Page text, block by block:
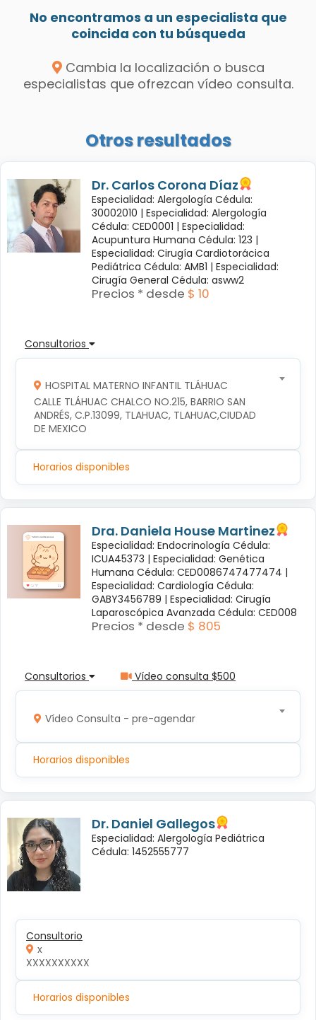
No encontramos a un especialista que
coincida con tu búsqueda
Cambia la localización o busca
especialistas que ofrezcan vídeo consulta.
Otros resultados
Dr. Carlos Corona Díaz
Especialidad: Alergología Cédula:
30002010 | Especialidad: Alergología
Cédula: CED0001 | Especialidad:
Acupuntura Humana Cédula: 123 |
Especialidad: Cirugía Cardiotorácica
Pediátrica Cédula: AMB1 | Especialidad:
Cirugía General Cédula: asww2
Precios * desde $ 10
Consultorios
HOSPITAL MATERNO INFANTIL TLÁHUAC
CALLE TLÁHUAC CHALCO NO.215, BARRIO SAN
ANDRÉS, C.P.13099, TLAHUAC, TLAHUAC,CIUDAD
DE MEXICO
Horarios disponibles
Dra. Daniela House Martinez
Especialidad: Endocrinología Cédula:
ICUA45373 | Especialidad: Genética
Humana Cédula: CED0086747477474 |
Especialidad: Cardiología Cédula:
GABY3456789 | Especialidad: Cirugía
Laparoscópica Avanzada Cédula: CED008
Precios * desde $ 805
Consultorios Vídeo consulta $500
Vídeo Consulta - pre-agendar
Horarios disponibles
Dr. Daniel Gallegos
Especialidad: Alergología Pediátrica
Cédula: 1452555777
Consultorio
x
XXXXXXXXXX
Horarios disponibles